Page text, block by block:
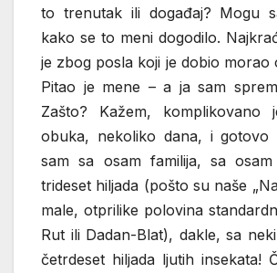
to trenutak ili događaj? Mogu
kako se to meni dogodilo.
je zbog posla koji je dobio morao
Pitao je mene – a ja sam
Zašto? Kažem, komplikovano
obuka, nekoliko dana, i gotovo
sam sa osam familija, sa
trideset hiljada (pošto su naše
male, otprilike polovina
Rut ili Dadan-Blat), dakle, sa
četrdeset hiljada ljutih insekata!